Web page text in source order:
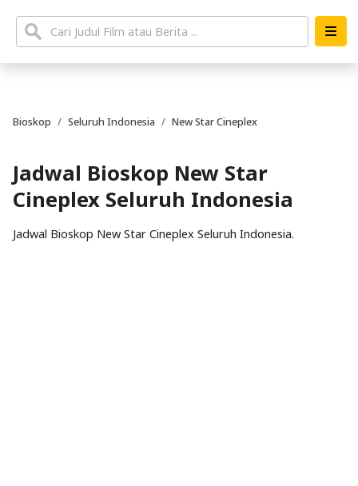
Bioskop Seluruh Indonesia New Star Cineplex
Jadwal Bioskop New Star
Cineplex Seluruh Indonesia
Jadwal Bioskop New Star Cineplex Seluruh Indonesia.